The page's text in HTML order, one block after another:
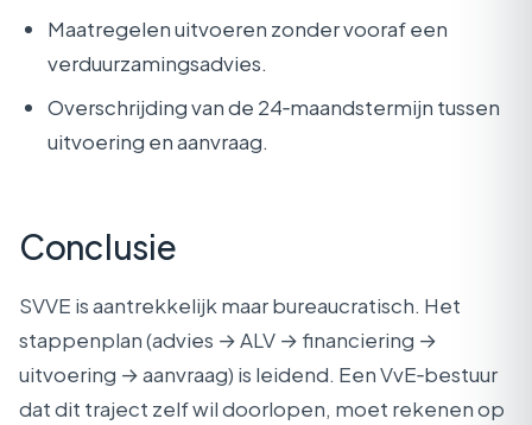
Maatregelen uitvoeren zonder vooraf een
verduurzamingsadvies.
Overschrijding van de 24‑maandstermijn tussen
uitvoering en aanvraag.
Conclusie
SVVE is aantrekkelijk maar bureaucratisch. Het
stappenplan (advies → ALV → financiering →
uitvoering → aanvraag) is leidend. Een VvE‑bestuur
dat dit traject zelf wil doorlopen, moet rekenen op